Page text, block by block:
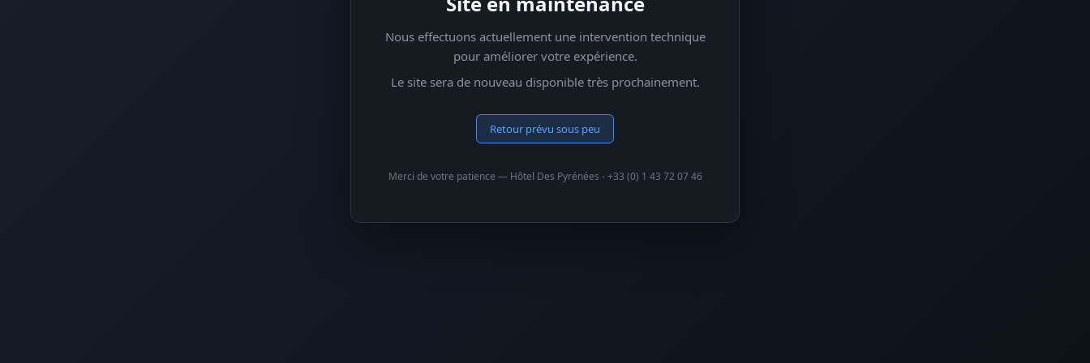
Nous effectuons actuellement une intervention technique
pour améliorer votre expérience.
Le site sera de nouveau disponible très prochainement.
Retour prévu sous peu
Merci de votre patience — Hôtel Des Pyrénées - +33 (0) 1 43 72 07 46